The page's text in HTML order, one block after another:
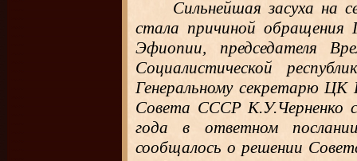
Сильнейшая засуха на
стала причиной обращения
Эфиопии, председателя
Социалистической
Генеральному секретарю
Совета СССР К.У.Черненко
года в ответном
сообщалось о решении